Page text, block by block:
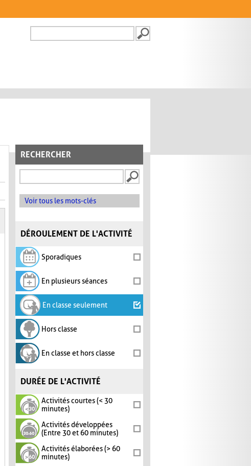
FORMULAIRE DE
RECHERCHER
Voir tous les mots-clés
DÉROULEMENT DE L'ACTIVITÉ
Sporadiques
En plusieurs séances
En classe seulement
Hors classe
En classe et hors classe
DURÉE DE L'ACTIVITÉ
Activités courtes (< 30
minutes)
Activités développées
(Entre 30 et 60 minutes)
Activités élaborées (> 60
minutes)